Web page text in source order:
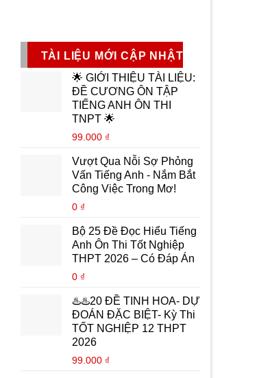
TÀI LIỆU MỚI CẬP NHẬT
🌟 GIỚI THIỆU TÀI LIỆU:
ĐỀ CƯƠNG ÔN TẬP
TIẾNG ANH ÔN THI
TNPT 🌟
99.000 ₫
Vượt Qua Nỗi Sợ Phỏng
Vấn Tiếng Anh - Nắm Bắt
Công Việc Trong Mơ!
0 ₫
Bộ 25 Đề Đọc Hiểu Tiếng
Anh Ôn Thi Tốt Nghiệp
THPT 2026 – Có Đáp Án
0 ₫
♨️♨️20 ĐỀ TINH HOA- DỰ
ĐOÁN ĐẶC BIỆT- Kỳ Thi
TỐT NGHIỆP 12 THPT
2026
99.000 ₫